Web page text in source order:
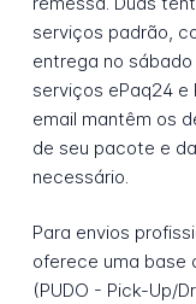
serviços padrão,
entrega no
serviços ePaq24 e
email mantêm os
de seu pacote e
necessário.
Para envios
oferece uma base
(PUDO - Pick-Up/